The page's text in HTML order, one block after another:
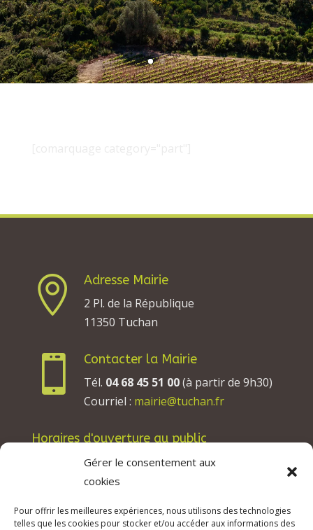
Gérer le consentement aux
cookies
Pour offrir les meilleures expériences, nous utilisons des technologies
telles que les cookies pour stocker et/ou accéder aux informations des

Adresse Mairie
2 Pl. de la République
11350 Tuchan

Contacter la Mairie
Tél. 04 68 45 51 00(à partir de 9h30)
Courriel : mairie@tuchan.fr
Horaires d'ouverture au public
Les lundis, mardis et jeudis : de 8h à 12h et de
13h30 à 17h30.
Les vendredis : de 8h à 12h.